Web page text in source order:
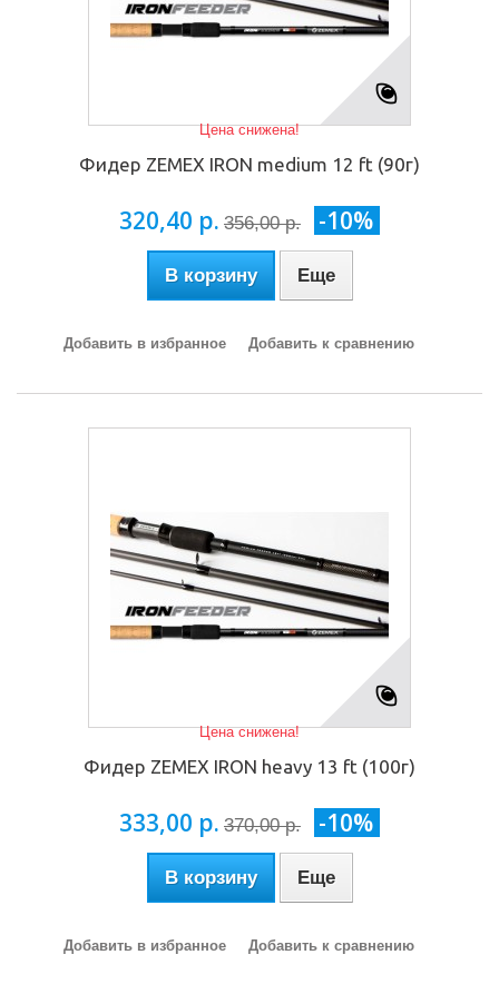
Цена снижена!
Фидер ZEMEX IRON medium 12 ft (90г)
320,40 р. 356,00 р. -10%
В корзину Еще
Добавить в избранное Добавить к сравнению
Цена снижена!
Фидер ZEMEX IRON heavy 13 ft (100г)
333,00 р. 370,00 р. -10%
В корзину Еще
Добавить в избранное Добавить к сравнению